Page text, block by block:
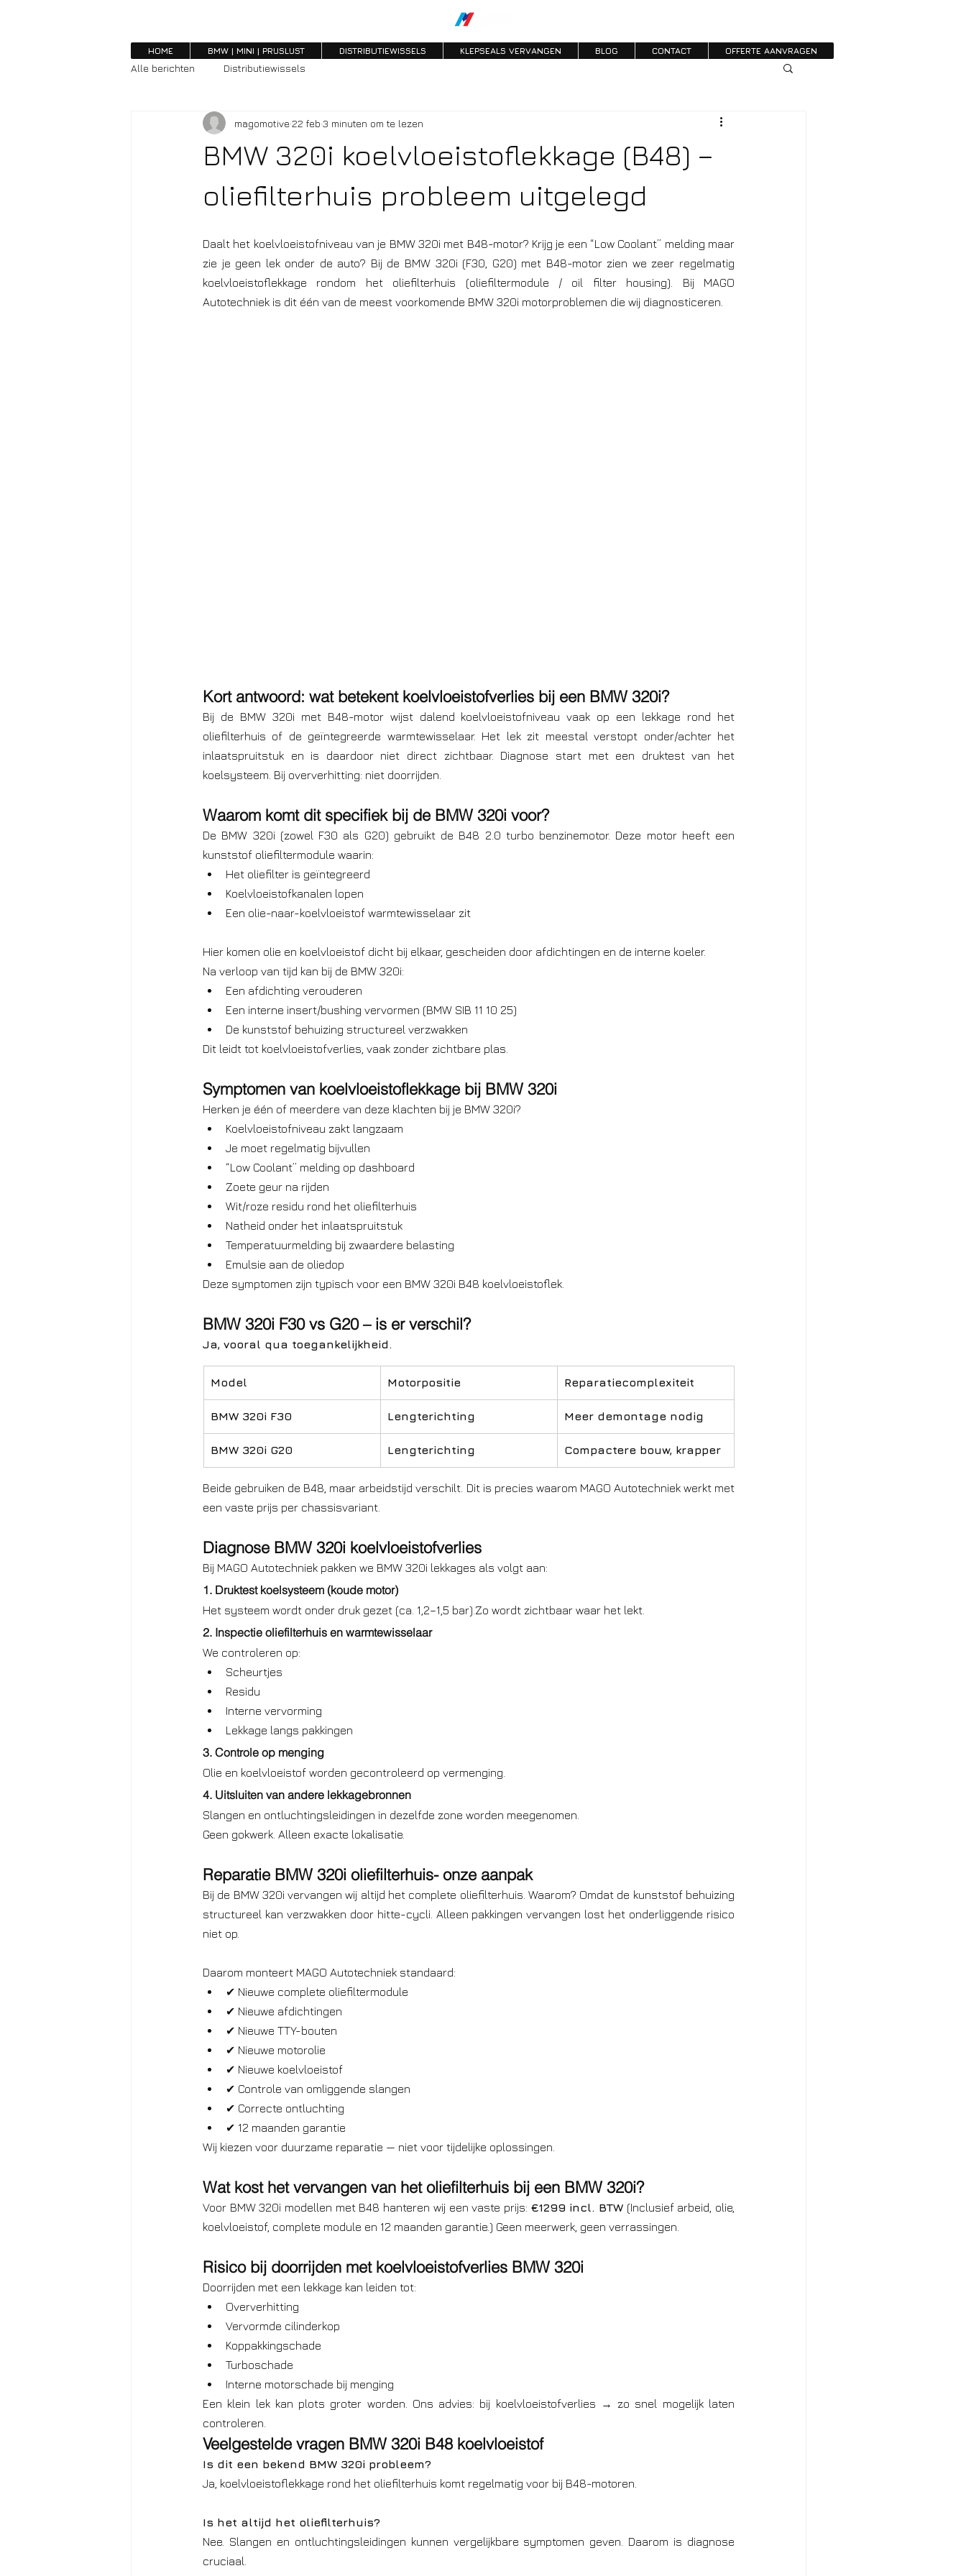
Alle berichten Distributiewissels
BMW 320i koelvloeistoflekkage (B48) –
oliefilterhuis probleem uitgelegd
magomotive22 feb 3 minuten om te lezen
Daalt het koelvloeistofniveau van je BMW 320i met B48-motor? Krijg je een “Low Coolant” melding maar
zie je geen lek onder de auto? Bij de BMW 320i (F30, G20) met B48-motor zien we zeer regelmatig
koelvloeistoflekkage rondom het oliefilterhuis (oliefiltermodule / oil filter housing). Bij MAGO
Autotechniek is dit één van de meest voorkomende BMW 320i motorproblemen die wij diagnosticeren.
Kort antwoord: wat betekent koelvloeistofverlies bij een BMW 320i?
Bij de BMW 320i met B48-motor wijst dalend koelvloeistofniveau vaak op een lekkage rond het
oliefilterhuis of de geïntegreerde warmtewisselaar. Het lek zit meestal verstopt onder/achter het
inlaatspruitstuk en is daardoor niet direct zichtbaar. Diagnose start met een druktest van het
koelsysteem. Bij oververhitting: niet doorrijden.
Waarom komt dit specifiek bij de BMW 320i voor?
De BMW 320i (zowel F30 als G20) gebruikt de B48 2.0 turbo benzinemotor. Deze motor heeft een
kunststof oliefiltermodule waarin:
Het oliefilter is geïntegreerd
Koelvloeistofkanalen lopen
Een olie-naar-koelvloeistof warmtewisselaar zit
Hier komen olie en koelvloeistof dicht bij elkaar, gescheiden door afdichtingen en de interne koeler.
Na verloop van tijd kan bij de BMW 320i:
Een afdichting verouderen
Een interne insert/bushing vervormen (BMW SIB 11 10 25)
De kunststof behuizing structureel verzwakken
Dit leidt tot koelvloeistofverlies, vaak zonder zichtbare plas.
Symptomen van koelvloeistoflekkage bij BMW 320i
Herken je één of meerdere van deze klachten bij je BMW 320i?
Koelvloeistofniveau zakt langzaam
Je moet regelmatig bijvullen
“Low Coolant” melding op dashboard
Zoete geur na rijden
Wit/roze residu rond het oliefilterhuis
Natheid onder het inlaatspruitstuk
Temperatuurmelding bij zwaardere belasting
Emulsie aan de oliedop
Deze symptomen zijn typisch voor een BMW 320i B48 koelvloeistoflek.
BMW 320i F30 vs G20 – is er verschil?
Ja, vooral qua toegankelijkheid.
Model Motorpositie Reparatiecomplexiteit
BMW 320i F30 Lengterichting Meer demontage nodig
BMW 320i G20 Lengterichting Compactere bouw, krapper
Beide gebruiken de B48, maar arbeidstijd verschilt. Dit is precies waarom MAGO Autotechniek werkt met
een vaste prijs per chassisvariant.
Diagnose BMW 320i koelvloeistofverlies
Bij MAGO Autotechniek pakken we BMW 320i lekkages als volgt aan:
1. Druktest koelsysteem (koude motor)
Het systeem wordt onder druk gezet (ca. 1,2–1,5 bar).Zo wordt zichtbaar waar het lekt.
2. Inspectie oliefilterhuis en warmtewisselaar
We controleren op:
Scheurtjes
Residu
Interne vervorming
Lekkage langs pakkingen
3. Controle op menging
Olie en koelvloeistof worden gecontroleerd op vermenging.
4. Uitsluiten van andere lekkagebronnen
Slangen en ontluchtingsleidingen in dezelfde zone worden meegenomen.
Geen gokwerk. Alleen exacte lokalisatie.
Reparatie BMW 320i oliefilterhuis- onze aanpak
Bij de BMW 320i vervangen wij altijd het complete oliefilterhuis. Waarom? Omdat de kunststof behuizing
structureel kan verzwakken door hitte-cycli. Alleen pakkingen vervangen lost het onderliggende risico
niet op.
Daarom monteert MAGO Autotechniek standaard:
✔ Nieuwe complete oliefiltermodule
✔ Nieuwe afdichtingen
✔ Nieuwe TTY-bouten
✔ Nieuwe motorolie
✔ Nieuwe koelvloeistof
✔ Controle van omliggende slangen
✔ Correcte ontluchting
✔ 12 maanden garantie
Wij kiezen voor duurzame reparatie — niet voor tijdelijke oplossingen.
Wat kost het vervangen van het oliefilterhuis bij een BMW 320i?
Voor BMW 320i modellen met B48 hanteren wij een vaste prijs: €1299 incl. BTW (Inclusief arbeid, olie,
koelvloeistof, complete module en 12 maanden garantie.) Geen meerwerk, geen verrassingen.
Risico bij doorrijden met koelvloeistofverlies BMW 320i
Doorrijden met een lekkage kan leiden tot:
Oververhitting
Vervormde cilinderkop
Koppakkingschade
Turboschade
Interne motorschade bij menging
Een klein lek kan plots groter worden. Ons advies: bij koelvloeistofverlies → zo snel mogelijk laten
controleren.
Veelgestelde vragen BMW 320i B48 koelvloeistof
Is dit een bekend BMW 320i probleem?
Ja, koelvloeistoflekkage rond het oliefilterhuis komt regelmatig voor bij B48-motoren.
Is het altijd het oliefilterhuis?
Nee. Slangen en ontluchtingsleidingen kunnen vergelijkbare symptomen geven. Daarom is diagnose
cruciaal.
HOME BMW | MINI | PRIJSLIJST DISTRIBUTIEWISSELS KLEPSEALS VERVANGEN BLOG CONTACT OFFERTE AANVRAGEN